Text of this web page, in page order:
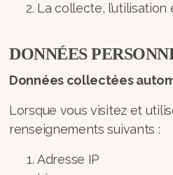
La collecte,
DONNÉES
Données collectées
Lorsque vous visitez et
renseignements suivants :
Adresse IP